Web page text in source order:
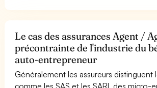
Le cas des assurances Agent /
précontrainte de l'industrie du
auto-entrepreneur
Généralement les assureurs distinguent
comme les SAS et les SARL des micro-